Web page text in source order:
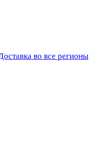
во все регионы